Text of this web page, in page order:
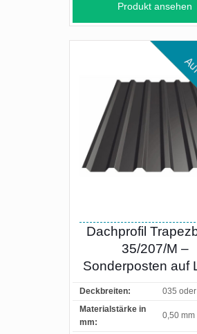
Produkt ansehen
Dachprofil
35/207/M –
Sonderposten auf
Deckbreiten:
035
Materialstärke in
mm:
0,50 mm